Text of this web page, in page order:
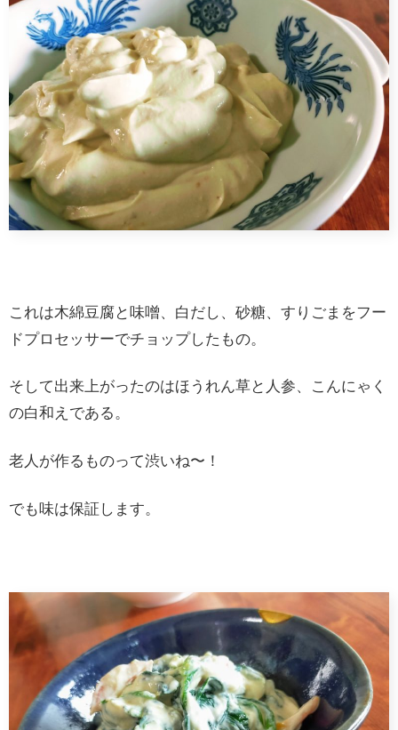
これは木綿豆腐と味噌、白だし、砂糖、すりごまをフー
ドプロセッサーでチョップしたもの。
そして出来上がったのはほうれん草と人参、こんにゃく
の白和えである。
老人が作るものって渋いね〜！
でも味は保証します。